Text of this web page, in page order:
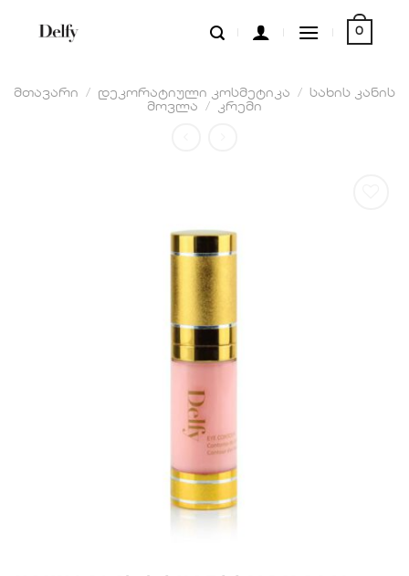
0
მთავარი / დეკორატიული კოსმეტიკა /
სახის კანის
მოვლა
/ კრემი